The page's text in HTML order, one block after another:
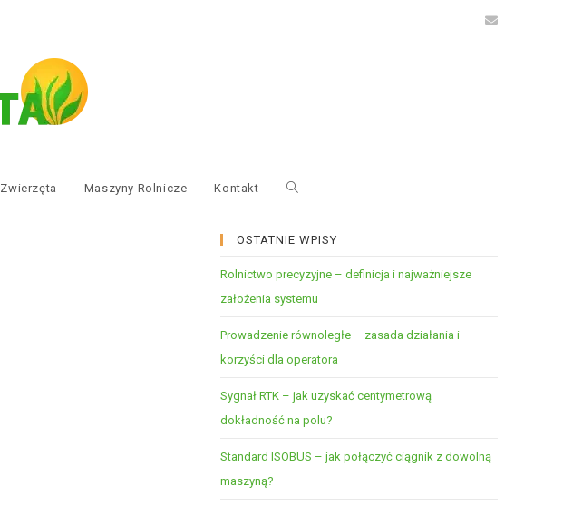
Zwierzęta Maszyny Rolnicze Kontakt
OSTATNIE WPISY
Rolnictwo precyzyjne – definicja i najważniejsze
założenia systemu
Prowadzenie równoległe – zasada działania i
korzyści dla operatora
Sygnał RTK – jak uzyskać centymetrową
dokładność na polu?
Standard ISOBUS – jak połączyć ciągnik z dowolną
maszyną?